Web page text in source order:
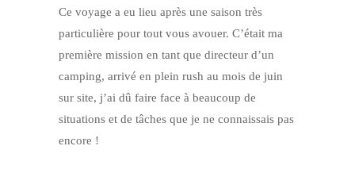
Ce voyage a eu lieu après une saison très
particulière pour tout vous avouer. C’était ma
première mission en tant que directeur d’un
camping, arrivé en plein rush au mois de juin
sur site, j’ai dû faire face à beaucoup de
situations et de tâches que je ne connaissais pas
encore !